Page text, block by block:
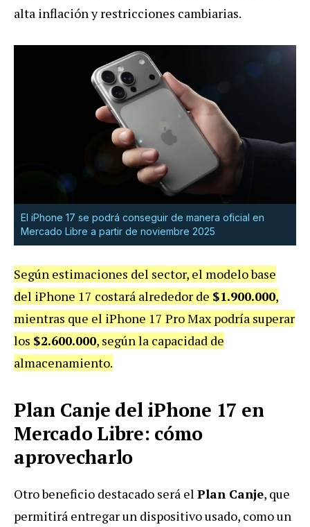
alta inflación y restricciones cambiarias.
El iPhone 17 se podrá conseguir de manera oficial en
Mercado Libre a partir de noviembre 2025
Según estimaciones del sector, el modelo base
del iPhone 17 costará alrededor de $1.900.000,
mientras que el iPhone 17 Pro Max podría superar
los $2.600.000, según la capacidad de
almacenamiento.
Plan Canje del iPhone 17 en
Mercado Libre: cómo
aprovecharlo
Otro beneficio destacado será el Plan Canje, que
permitirá entregar un dispositivo usado, como un